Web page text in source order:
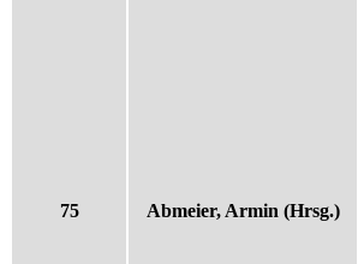
75 Abmeier, Armin (Hrsg.)